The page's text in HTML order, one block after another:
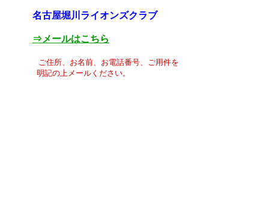
名古屋堀川ライオンズクラブ
⇒メールはこちら
ご住所、お名前、お電話番号、ご用件を
明記の上メールください。